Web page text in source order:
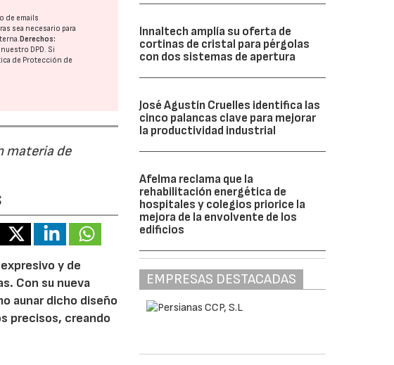
de emails
sea necesario para
Derechos:
DPD. Si
de Protección de
materia de
y de
Con su nueva
aunar dicho diseño
precisos, creando
Innaltech amplía su oferta de
cortinas de cristal para pérgolas
con dos sistemas de apertura
José Agustín Cruelles identifica las
cinco palancas clave para mejorar
la productividad industrial
Afelma reclama que la
rehabilitación energética de
hospitales y colegios priorice la
mejora de la envolvente de los
edificios
EMPRESAS DESTACADAS